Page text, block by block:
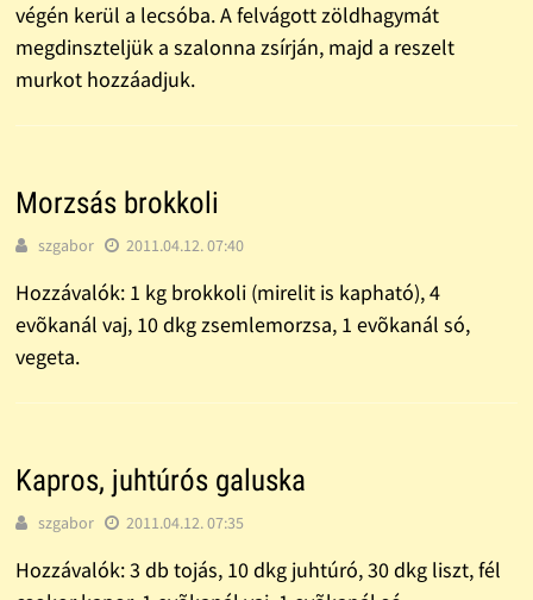
végén kerül a lecsóba. A felvágott zöldhagymát
megdinszteljük a szalonna zsírján, majd a reszelt
murkot hozzáadjuk.
Morzsás brokkoli
szgabor 2011.04.12. 07:40
Hozzávalók: 1 kg brokkoli (mirelit is kapható), 4
evõkanál vaj, 10 dkg zsemlemorzsa, 1 evõkanál só,
vegeta.
Kapros, juhtúrós galuska
szgabor 2011.04.12. 07:35
Hozzávalók: 3 db tojás, 10 dkg juhtúró, 30 dkg liszt, fél